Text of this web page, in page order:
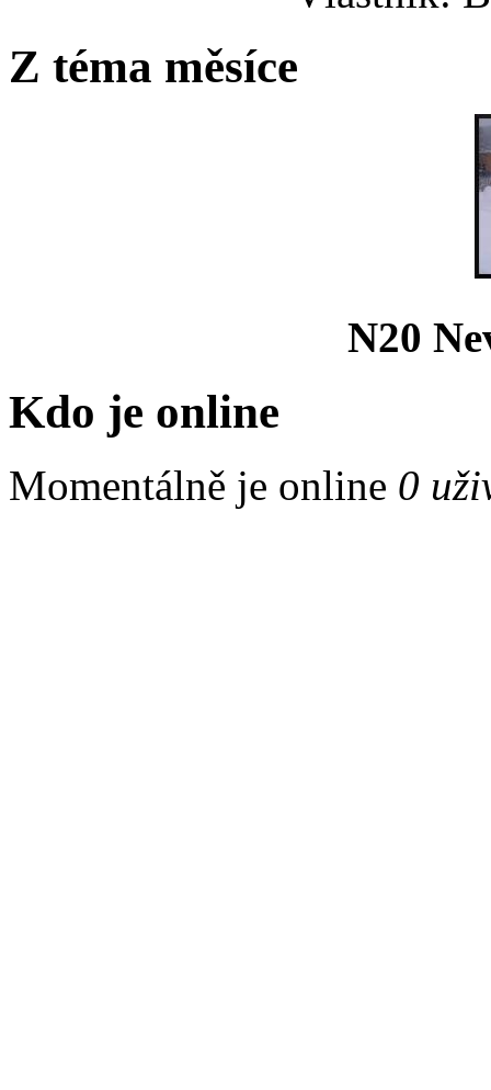
Z téma měsíce
N20
Kdo je online
Momentálně je online 0